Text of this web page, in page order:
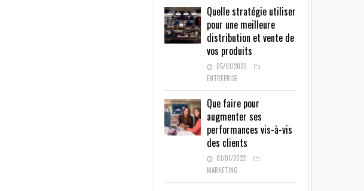
Quelle stratégie utiliser
pour une meilleure
distribution et vente de
vos produits
05/01/2022
ENTREPRISE
Que faire pour
augmenter ses
performances vis-à-vis
des clients
01/01/2022
MARKETING